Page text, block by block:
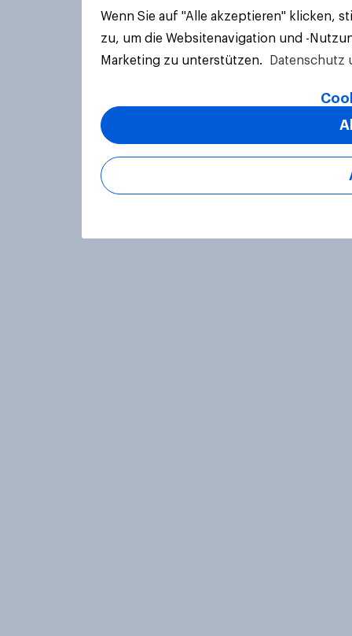
Wenn Sie auf "Alle akzeptieren" klicken,
zu, um die Websitenavigation und -
Marketing zu unterstützen.
Datenschutz